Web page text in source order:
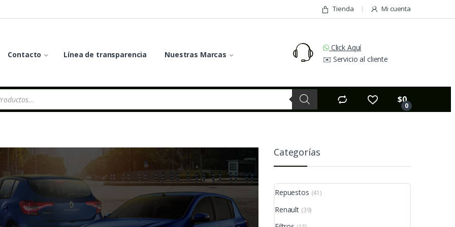
Tienda Mi cuenta
Contacto Línea de transparencia Nuestras Marcas
Click Aquí
✉️ Servicio al cliente
0
$0
Categorías
Repuestos (41)
Renault (39)